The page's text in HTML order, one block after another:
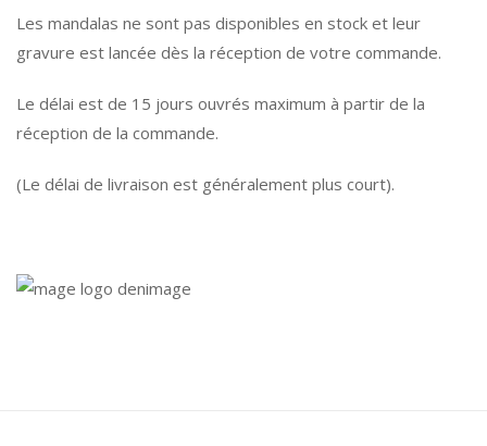
Les mandalas ne sont pas disponibles en stock et leur
gravure est lancée dès la réception de votre commande.
Le délai est de 15 jours ouvrés maximum à partir de la
réception de la commande.
(Le délai de livraison est généralement plus court).